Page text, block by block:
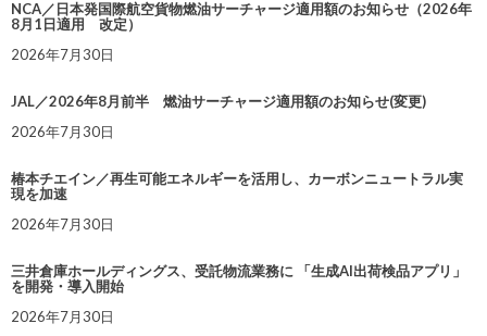
NCA／日本発国際航空貨物燃油サーチャージ適用額のお知らせ（2026年
8月1日適用 改定）
2026年7月30日
JAL／2026年8月前半 燃油サーチャージ適用額のお知らせ(変更)
2026年7月30日
椿本チエイン／再生可能エネルギーを活用し、カーボンニュートラル実
現を加速
2026年7月30日
三井倉庫ホールディングス、受託物流業務に 「生成AI出荷検品アプリ」
を開発・導入開始
2026年7月30日